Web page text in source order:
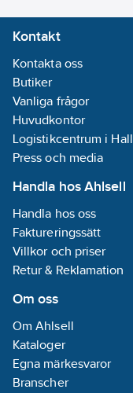
Kontakt
Kontakta oss
Butiker
Vanliga frågor
Huvudkontor
Logistikcentrum i
Press och media
Handla hos Ahlsell
Handla hos oss
Faktureringssätt
Villkor och priser
Retur & Reklamation
Om oss
Om Ahlsell
Kataloger
Egna märkesvaror
Branscher